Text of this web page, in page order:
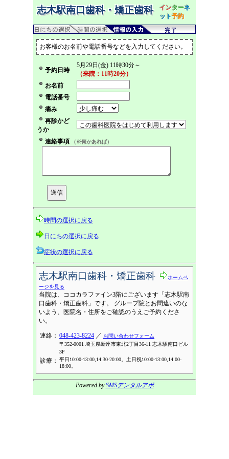
志木駅南口歯科・矯正歯科 インターネ
ット予約
お客様のお名前や電話番号などを入力してください。
予約日時
5月29日(金) 11時30分～
（来院：11時20分）
お名前
電話番号
痛み
再診かど
うか
連絡事項
（※何かあれば）
時間の選択に戻る
日にちの選択に戻る
症状の選択に戻る
志木駅南口歯科・矯正歯科
ホームペ
ージを見る
当院は、ココカラファイン3階にございます「志木駅南
口歯科・矯正歯科」です。 グループ院とお間違いのな
いよう、医院名・住所をご確認のうえご予約くださ
い。
連絡： 048-423-8224 ／ お問い合わせフォーム
〒352-0001 埼玉県新座市東北2丁目36-11 志木駅南口ビル
3F
診療：
平日10:00-13:00,14:30-20:00。土日祝10:00-13:00,14:00-
18:00。
Powered bySMSデンタルアポ